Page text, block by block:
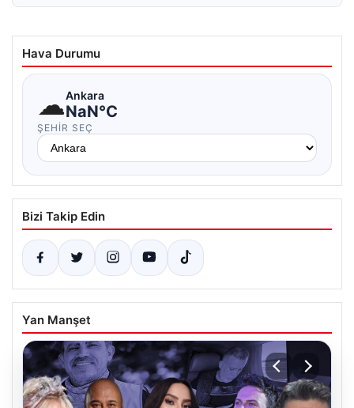
Hava Durumu
☁Ankara
NaN°C
ŞEHIR SEÇ
Bizi Takip Edin
Yan Manşet